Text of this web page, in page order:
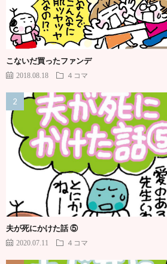
こないだ買ったファンデ
2018.08.18 ４コマ
夫が死にかけた話 ⑤
2020.07.11 ４コマ